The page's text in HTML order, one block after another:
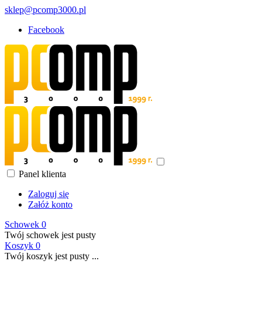
sklep@pcomp3000.pl
Facebook
Panel klienta
Zaloguj się
Załóż konto
Schowek 0
Twój schowek jest pusty
Koszyk 0
Twój koszyk jest pusty ...